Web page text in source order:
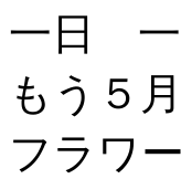
一日 一
もう５
フラワ